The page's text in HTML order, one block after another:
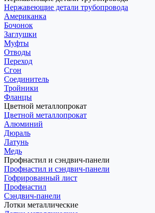
Нержавеющие детали трубопровода
Американка
Бочонок
Заглушки
Муфты
Отводы
Переход
Сгон
Соединитель
Тройники
Фланцы
Цветной металлопрокат
Цветной металлопрокат
Алюминий
Дюраль
Латунь
Медь
Профнастил и сэндвич-панели
Профнастил и сэндвич-панели
Гофрированный лист
Профнастил
Сэндвич-панели
Лотки металлические